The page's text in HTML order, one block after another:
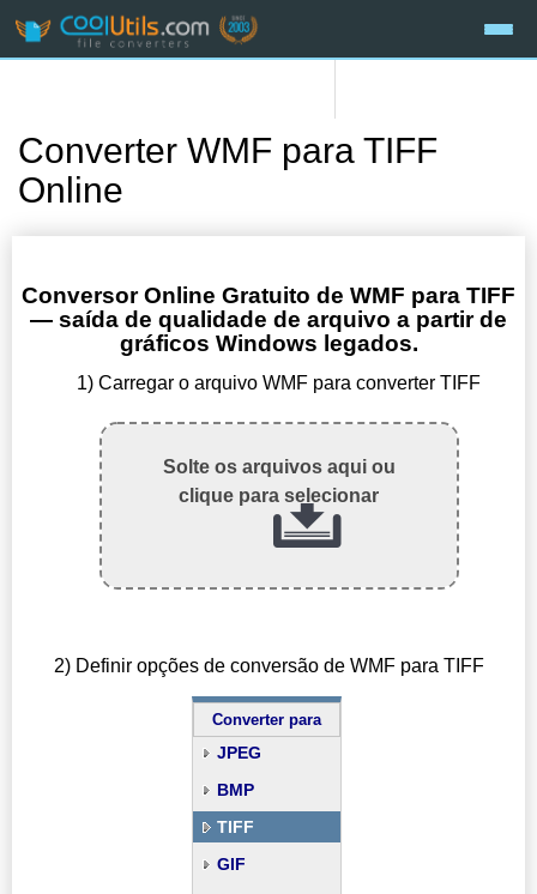
Converter WMF para TIFF
Online
Conversor Online Gratuito de WMF para TIFF
— saída de qualidade de arquivo a partir de
gráficos Windows legados.
1) Carregar o arquivo WMF para converter TIFF
Solte os arquivos aqui ou
clique para selecionar
2) Definir opções de conversão de WMF para TIFF
Converter para
JPEG
BMP
TIFF
GIF